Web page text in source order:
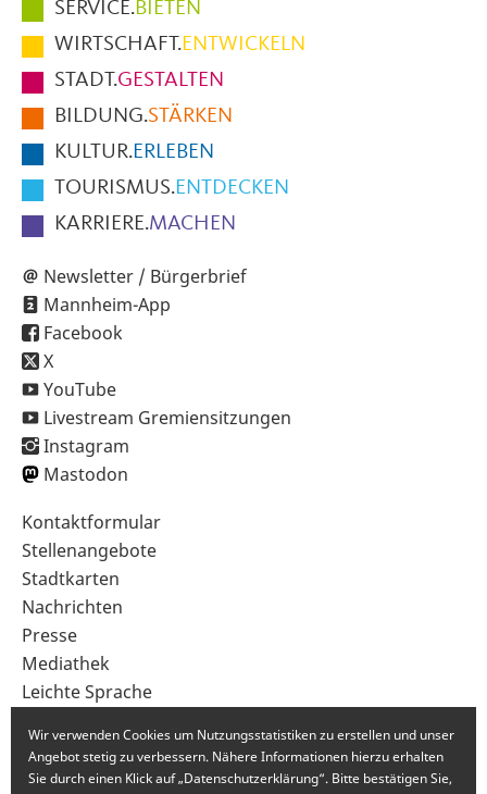
Hauptmenüpunkte
im
Fußbereich
der
Seite
SERVICE.BIETEN
WIRTSCHAFT.ENTWICKELN
STADT.GESTALTEN
BILDUNG.STÄRKEN
KULTUR.ERLEBEN
TOURISMUS.ENTDECKEN
KARRIERE.MACHEN
Newsletter / Bürgerbrief
Mannheim-App
Facebook
X
YouTube
Livestream Gremiensitzungen
Instagram
Mastodon
Sekundärnavigation
im
Fußbereich
Kontaktformular
Stellenangebote
Stadtkarten
Nachrichten
Presse
Mediathek
Leichte Sprache
Wir verwenden Cookies um Nutzungsstatistiken zu erstellen und unser
Angebot stetig zu verbessern. Nähere Informationen hierzu erhalten
Sie durch einen Klick auf „Datenschutzerklärung“. Bitte bestätigen Sie,